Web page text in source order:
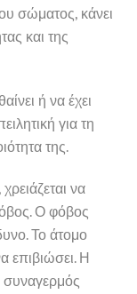
σώματος, κάνει
και της
ή να έχει
για τη
της.
να
Ο φόβος
Το άτομο
επιβιώσει. Η
συναγερμός